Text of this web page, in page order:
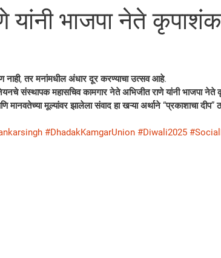
यांनी भाजपा नेते
नाही, तर मनांमधील अंधार दूर करण्याचा उत्सव आहे.
संस्थापक महासचिव कामगार नेते अभिजीत राणे यांनी भाजपा
मूल्यांवर झालेला संवाद हा खऱ्या अर्थाने “प्रकाशाचा दीप”
#DhadakKamgarUnion #Diwali2025